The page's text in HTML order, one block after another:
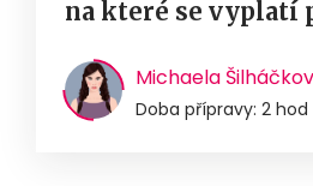
na které se vyplatí
Michaela
Doba přípravy: 2 hod